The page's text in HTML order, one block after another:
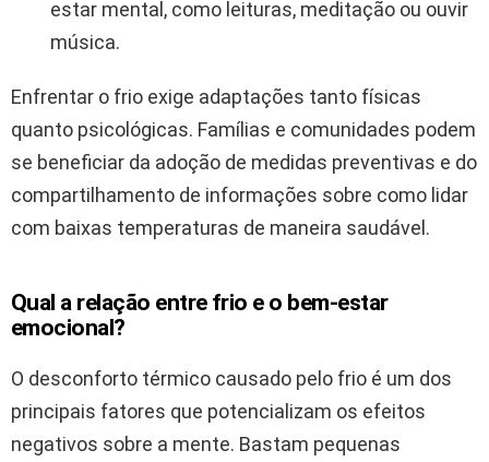
estar mental, como leituras, meditação ou ouvir
música.
Enfrentar o frio exige adaptações tanto físicas
quanto psicológicas. Famílias e comunidades podem
se beneficiar da adoção de medidas preventivas e do
compartilhamento de informações sobre como lidar
com baixas temperaturas de maneira saudável.
Qual a relação entre frio e o bem-estar
emocional?
O desconforto térmico causado pelo frio é um dos
principais fatores que potencializam os efeitos
negativos sobre a mente. Bastam pequenas